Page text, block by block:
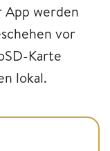
App werden
vor
Karte
lokal.